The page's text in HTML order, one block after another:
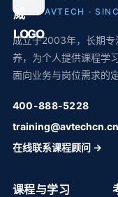
AVTECH ·
成立于2003年，长期
养，为个人提供课程学
面向业务与岗位需求的
400-888-5228
training@avtechcn.cn
在线联系课程顾问 →
课程与学习